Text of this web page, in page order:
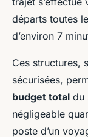
départs toutes
d’environ 7
Ces structures,
sécurisées,
budget total du
négligeable
poste d’un